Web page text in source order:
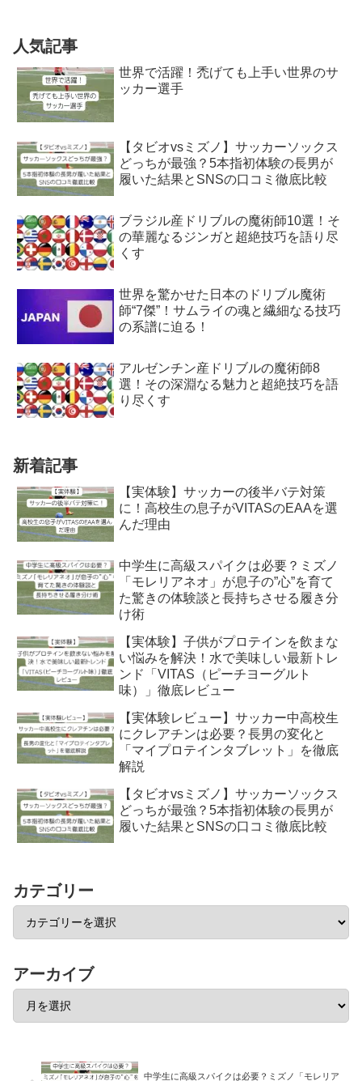
人気記事
世界で活躍！禿げても上手い世界のサ
ッカー選手
【タビオvsミズノ】サッカーソックス
どっちが最強？5本指初体験の長男が
履いた結果とSNSの口コミ徹底比較
ブラジル産ドリブルの魔術師10選！そ
の華麗なるジンガと超絶技巧を語り尽
くす
世界を驚かせた日本のドリブル魔術
師“7傑”！サムライの魂と繊細なる技巧
の系譜に迫る！
アルゼンチン産ドリブルの魔術師8
選！その深淵なる魅力と超絶技巧を語
り尽くす
新着記事
【実体験】サッカーの後半バテ対策
に！高校生の息子がVITASのEAAを選
んだ理由
中学生に高級スパイクは必要？ミズノ
「モレリアネオ」が息子の”心”を育て
た驚きの体験談と長持ちさせる履き分
け術
【実体験】子供がプロテインを飲まな
い悩みを解決！水で美味しい最新トレ
ンド「VITAS（ピーチヨーグルト
味）」徹底レビュー
【実体験レビュー】サッカー中高校生
にクレアチンは必要？長男の変化と
「マイプロテインタブレット」を徹底
解説
【タビオvsミズノ】サッカーソックス
どっちが最強？5本指初体験の長男が
履いた結果とSNSの口コミ徹底比較
カテゴリー
アーカイブ
中学生に高級スパイクは必要？ミズノ「モレリア